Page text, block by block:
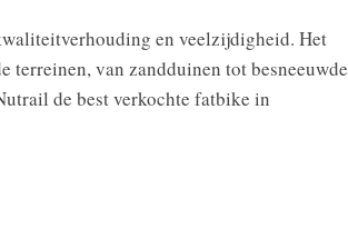
en veelzijdigheid. Het
terreinen, van zandduinen tot besneeuwde
de best verkochte fatbike in